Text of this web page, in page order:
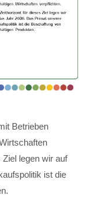
Betrieben
legen wir auf
ist die